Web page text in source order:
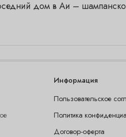
дом в Аи –
Информация
Пользовательское
Политика
Договор-оферта